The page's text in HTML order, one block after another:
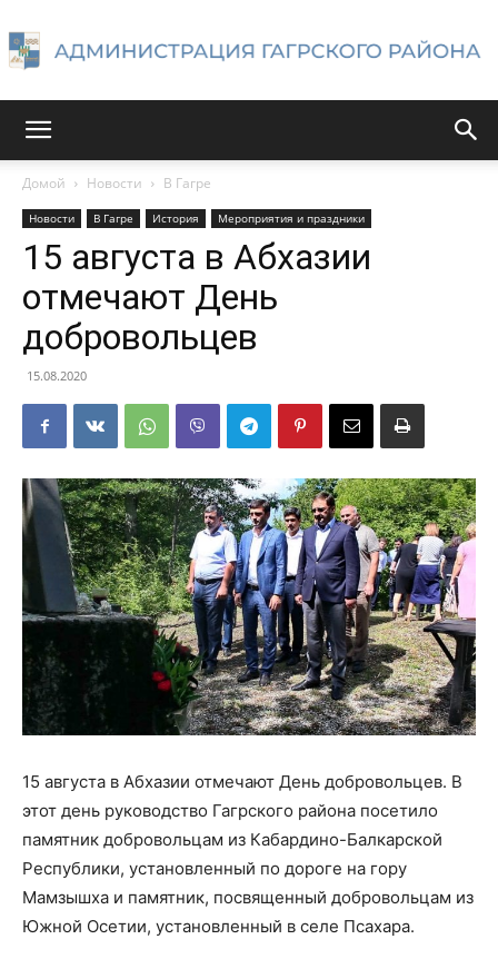
Гагрского
района
Домой Новости В Гагре
Новости В Гагре История Мероприятия и праздники
15 августа в Абхазии
отмечают День
добровольцев
15.08.2020
15 августа в Абхазии отмечают День добровольцев. В
этот день руководство Гагрского района посетило
памятник добровольцам из Кабардино-Балкарской
Республики, установленный по дороге на гору
Мамзышха и памятник, посвященный добровольцам из
Южной Осетии, установленный в селе Псахара.